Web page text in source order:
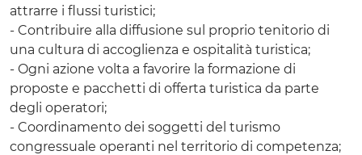
attrarre i flussi turistici;
- Contribuire alla diffusione sul proprio tenitorio di
una cultura di accoglienza e ospitalità turistica;
- Ogni azione volta a favorire la formazione di
proposte e pacchetti di offerta turistica da parte
degli operatori;
- Coordinamento dei soggetti del turismo
congressuale operanti nel territorio di competenza;